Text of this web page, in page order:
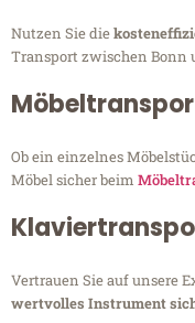
Nutzen Sie die
Transport zwischen Bonn
Ob ein einzelnes
Möbel sicher beim
Vertrauen Sie auf unsere
wertvolles Instrument